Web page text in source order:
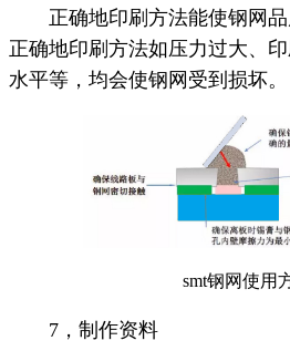
正确地印刷方法能使钢网品
正确地印刷方法如压力过大、
水平等，均会使钢网受到损坏。
smt钢网使用
7，制作资料